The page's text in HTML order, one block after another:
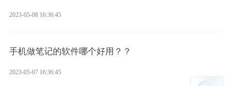
2023-05-08 16:36:45
手机做笔记的软件哪个好用？？
2023-05-07 16:36:45